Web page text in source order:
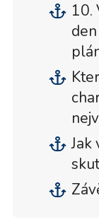
10.
Jak